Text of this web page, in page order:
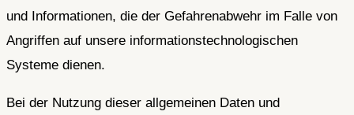
und Informationen, die der Gefahrenabwehr im Falle von
Angriffen auf unsere informationstechnologischen
Systeme dienen.
Bei der Nutzung dieser allgemeinen Daten und